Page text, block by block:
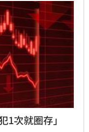
1次就圈存」